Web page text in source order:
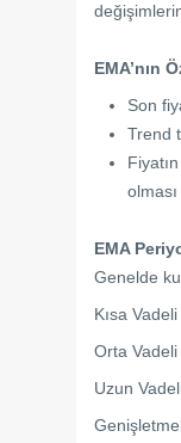
EMA’nın
Son
Trend
EMA
Genelde
Kısa
Orta Vadeli
Uzun